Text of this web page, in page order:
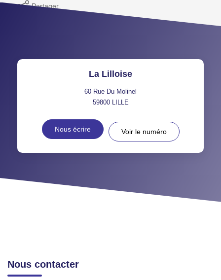
Partager
La Lilloise
60 Rue Du Molinel
59800 LILLE
Nous écrire Voir le numéro
Nous contacter